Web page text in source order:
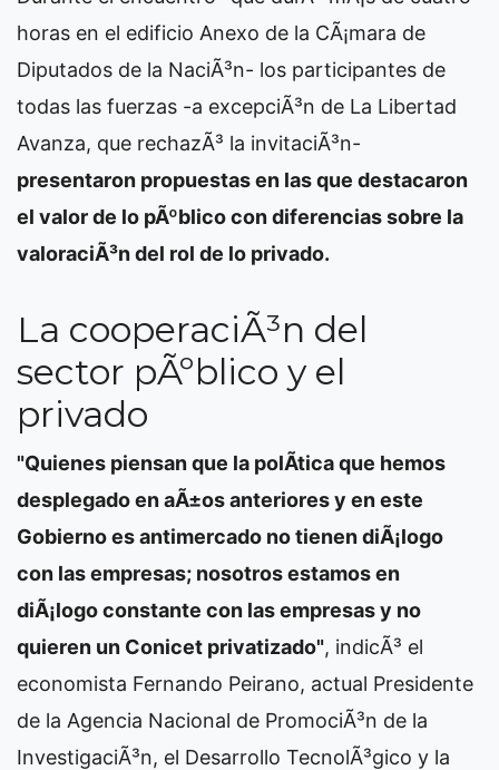
horas en el edificio Anexo de la CÃ¡mara de
Diputados de la NaciÃ³n- los participantes de
todas las fuerzas -a excepciÃ³n de La Libertad
Avanza, que rechazÃ³ la invitaciÃ³n-
presentaron propuestas en las que destacaron
el valor de lo pÃºblico con diferencias sobre la
valoraciÃ³n del rol de lo privado.
La cooperaciÃ³n del
sector pÃºblico y el
privado
"Quienes piensan que la polÃ­tica que hemos
desplegado en aÃ±os anteriores y en este
Gobierno es antimercado no tienen diÃ¡logo
con las empresas; nosotros estamos en
diÃ¡logo constante con las empresas y no
quieren un Conicet privatizado", indicÃ³ el
economista Fernando Peirano, actual Presidente
de la Agencia Nacional de PromociÃ³n de la
InvestigaciÃ³n, el Desarrollo TecnolÃ³gico y la